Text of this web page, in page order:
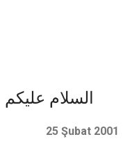
السلام
25 Şubat 2001